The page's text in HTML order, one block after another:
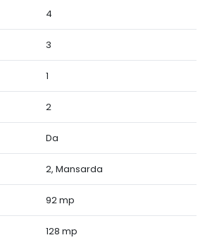
4
3
1
2
Da
2, Mansarda
92 mp
128 mp